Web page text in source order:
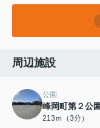
周辺施設
公園
峰岡町第２公園
213ｍ（3分）